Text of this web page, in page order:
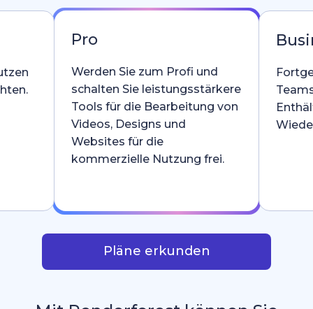
Pro
Werden Sie zum Profi und
schalten Sie leistungsstärkere
Tools für die Bearbeitung von
Videos, Designs und
Websites für die
kommerzielle Nutzung frei.
Pläne erkunden